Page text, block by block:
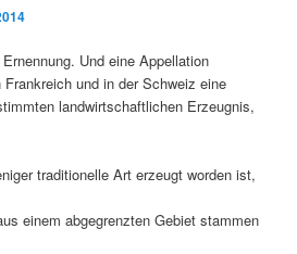
Und eine Appellation
Frankreich und in der Schweiz eine
landwirtschaftlichen Erzeugnis,
traditionelle Art erzeugt worden ist,
abgegrenzten Gebiet stammen